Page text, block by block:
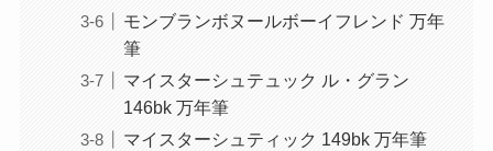
モンブランボヌールボーイフレンド 万年
筆
マイスターシュテュック ル・グラン
146bk 万年筆
マイスターシュティック 149bk 万年筆